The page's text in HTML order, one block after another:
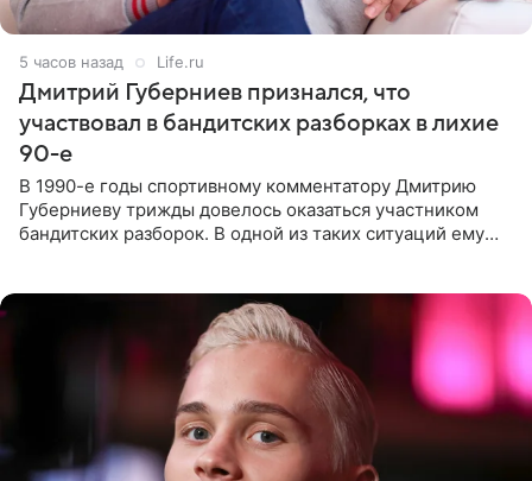
5 часов назад Life.ru
Дмитрий Губерниев признался, что
участвовал в бандитских разборках в лихие
90-е
В 1990-е годы спортивному комментатору Дмитрию
Губерниеву трижды довелось оказаться участником
бандитских разборок. В одной из таких ситуаций ему